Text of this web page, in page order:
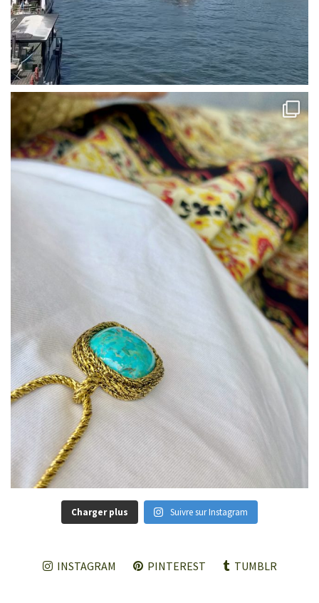
Charger plus Suivre sur Instagram
INSTAGRAM PINTEREST TUMBLR